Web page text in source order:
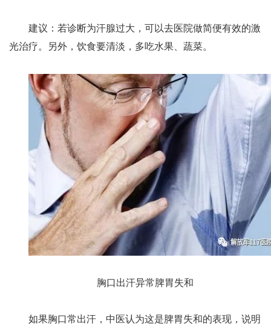
建议：若诊断为汗腺过大，可以去医院做简便有效的激
光治疗。另外，饮食要清淡，多吃水果、蔬菜。
胸口出汗异常脾胃失和
如果胸口常出汗，中医认为这是脾胃失和的表现，说明